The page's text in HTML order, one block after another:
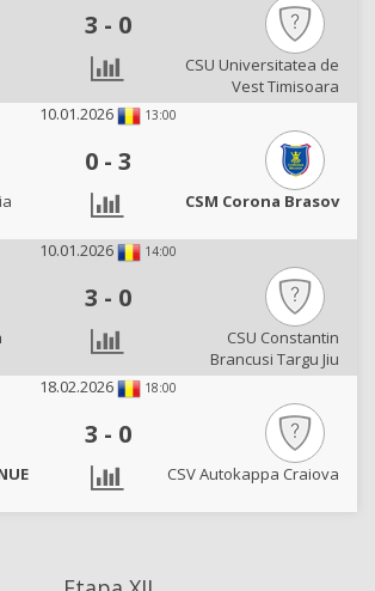
3 - 0
CSU Universitatea de
Vest Timisoara
10.01.2026
13:00
0 - 3
CSM Corona Brasov
10.01.2026 14:00
3 - 0
CSU Constantin
Brancusi Targu Jiu
18.02.2026
18:00
3 - 0
CSV Autokappa Craiova